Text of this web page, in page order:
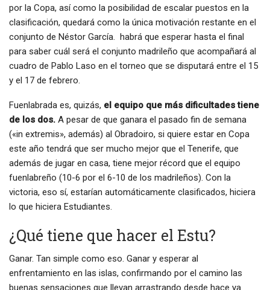
por la Copa, así como la posibilidad de escalar puestos en la
clasificación, quedará como la única motivación restante en el
conjunto de Néstor García. habrá que esperar hasta el final
para saber cuál será el conjunto madrileño que acompañará al
cuadro de Pablo Laso en el torneo que se disputará entre el 15
y el 17 de febrero.
Fuenlabrada es, quizás, el equipo que más dificultades tiene
de los dos. A pesar de que ganara el pasado fin de semana
(«in extremis», además) al Obradoiro, si quiere estar en Copa
este año tendrá que ser mucho mejor que el Tenerife, que
además de jugar en casa, tiene mejor récord que el equipo
fuenlabreño (10-6 por el 6-10 de los madrileños). Con la
victoria, eso sí, estarían automáticamente clasificados, hiciera
lo que hiciera Estudiantes.
¿Qué tiene que hacer el Estu?
Ganar. Tan simple como eso. Ganar y esperar al
enfrentamiento en las islas, confirmando por el camino las